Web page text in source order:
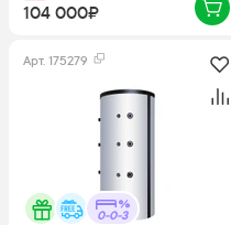
104 000₽
Арт. 175279
0-0-3